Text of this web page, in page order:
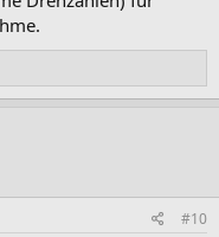
#10